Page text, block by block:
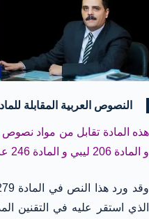
النصوص العربية المقابلة للمادة 203 مدني
و المادة 206 ليبي و المادة 246 عراقي والمادة 249 لبناني .
الذي استقر عليه في التقنين